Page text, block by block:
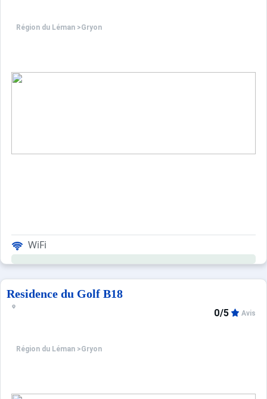
Région du Léman >Gryon
WiFi
Residence du Golf B18
Région du Léman >Gryon
0/5 Avis